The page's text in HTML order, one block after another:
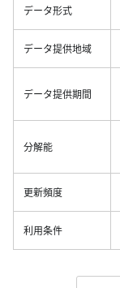
データ形式
データ提供地域
データ提供期間
分解能
更新頻度
利用条件